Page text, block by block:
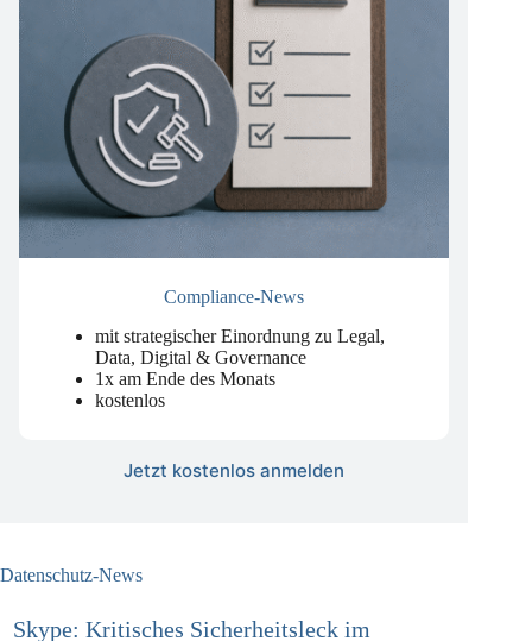
mit strategischer Einordnung zu Legal,
Data, Digital & Governance
1x am Ende des Monats